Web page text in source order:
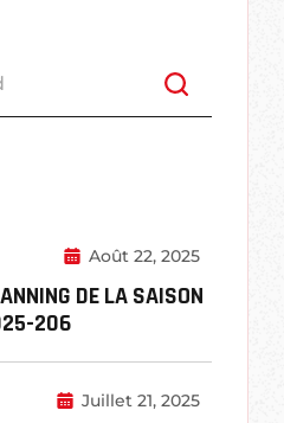
Août 22, 2025
DE LA SAISON
206
Juillet 21, 2025